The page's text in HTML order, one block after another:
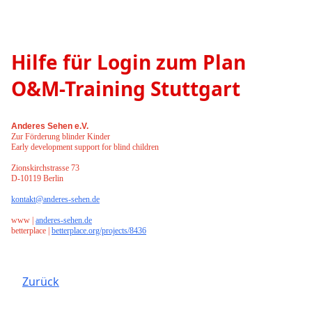
Hilfe für Login zum Plan
O&M-Training Stuttgart
Anderes Sehen e.V.
Zur Förderung blinder Kinder
Early development support for blind children
Zionskirchstrasse 73
D-10119 Berlin
kontakt@anderes-sehen.de
www | anderes-sehen.de
betterplace | betterplace.org/projects/8436
Zurück